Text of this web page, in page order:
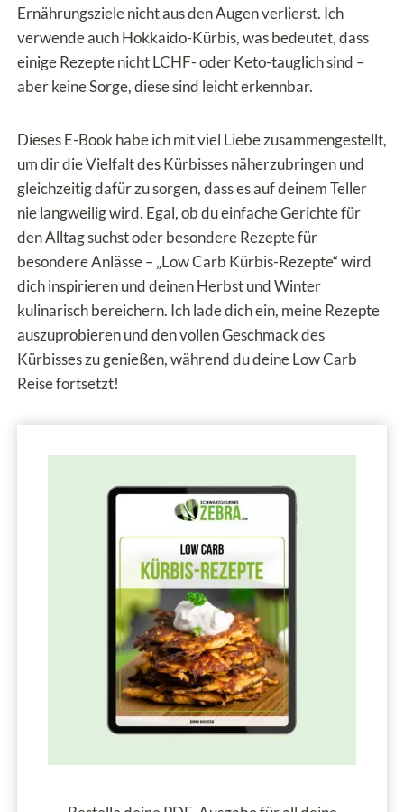
Ernährungsziele nicht aus den Augen verlierst. Ich
verwende auch Hokkaido-Kürbis, was bedeutet, dass
einige Rezepte nicht LCHF- oder Keto-tauglich sind –
aber keine Sorge, diese sind leicht erkennbar.
Dieses E-Book habe ich mit viel Liebe zusammengestellt,
um dir die Vielfalt des Kürbisses näherzubringen und
gleichzeitig dafür zu sorgen, dass es auf deinem Teller
nie langweilig wird. Egal, ob du einfache Gerichte für
den Alltag suchst oder besondere Rezepte für
besondere Anlässe – „Low Carb Kürbis-Rezepte“ wird
dich inspirieren und deinen Herbst und Winter
kulinarisch bereichern. Ich lade dich ein, meine Rezepte
auszuprobieren und den vollen Geschmack des
Kürbisses zu genießen, während du deine Low Carb
Reise fortsetzt!